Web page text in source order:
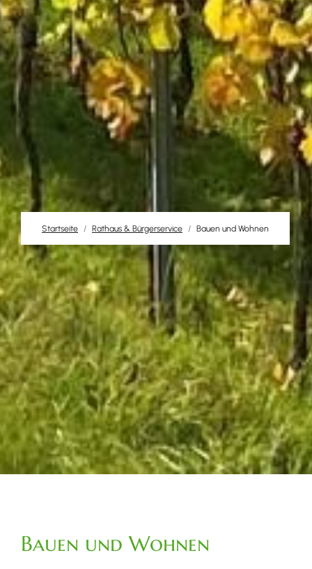
Startseite Rathaus & Bürgerservice Bauen und Wohnen
Bauen und Wohnen